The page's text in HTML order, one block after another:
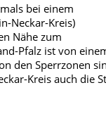
bei einem
Neckar-Kreis)
Nähe zum
Pfalz ist von
den Sperrzonen
Kreis auch die